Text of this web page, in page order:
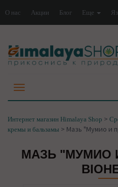
О нас Акции Блог Еще
Интернет магазин Himalaya Shop >
кремы и бальзамы > Мазь "Мумио и
МАЗЬ "МУМИО